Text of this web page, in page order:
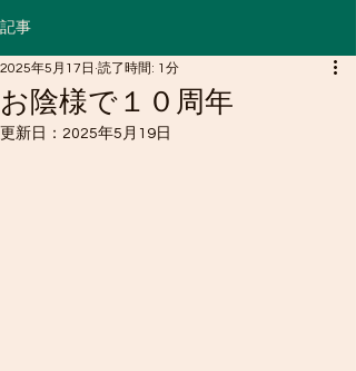
記事
お陰様で１０周年
2025年5月17日 読了時間: 1分
更新日： 2025年5月19日